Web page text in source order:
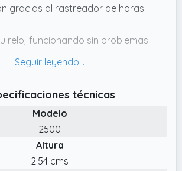
gracias al rastreador de horas
reloj funcionando sin problemas
disfruta de la tranquilidad
de 30 días y garantía de
12 meses.
de preocuparse por
durante la instalación:
de diseño inteligente viene
técnicas
Modelo
2500
Altura
2.54 cms